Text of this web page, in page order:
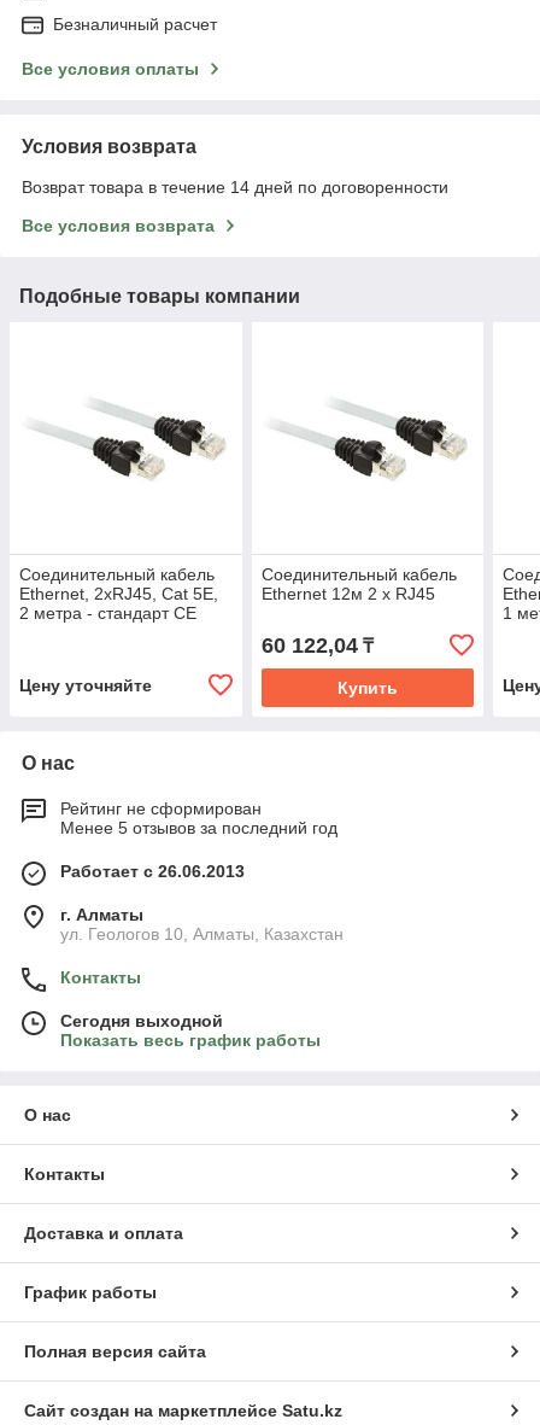
Безналичный расчет
Все условия оплаты
Условия возврата
Возврат товара в течение 14 дней по договоренности
Все условия возврата
Подобные товары компании
Соединительный кабель
Ethernet, 2хRJ45, Cat 5E,
2 метра - стандарт CE
Цену уточняйте
Соединительный кабель
Ethernet 12м 2 x RJ45
60 122,04₸
Купить
1
О нас
Рейтинг не сформирован
Менее 5 отзывов за последний год
Работает с 26.06.2013
г. Алматы
ул. Геологов 10, Алматы, Казахстан
Контакты
Сегодня выходной
Показать весь график работы
О нас
Контакты
Доставка и оплата
График работы
Полная версия сайта
Сайт создан на маркетплейсе Satu.kz